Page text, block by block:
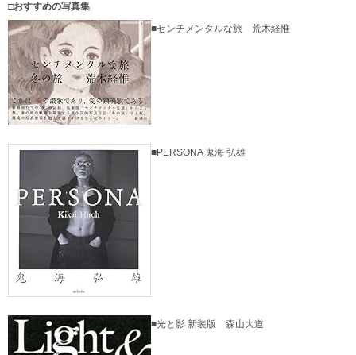
□おすすめの写真集
■センチメンタルな旅 荒木経惟
■PERSONA 鬼海 弘雄
■光と影 新装版 森山大道